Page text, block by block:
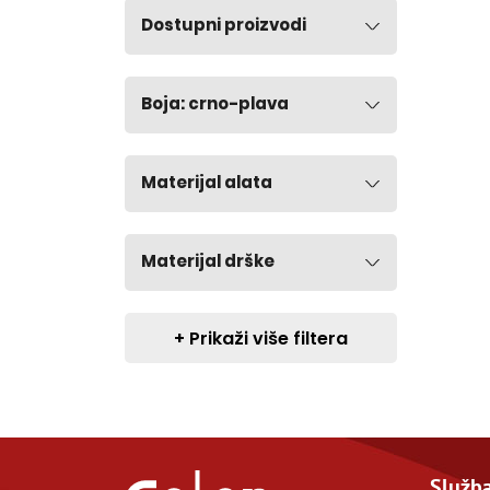
Dostupni proizvodi
Boja: crno-plava
Materijal alata
Materijal drške
+ Prikaži više filtera